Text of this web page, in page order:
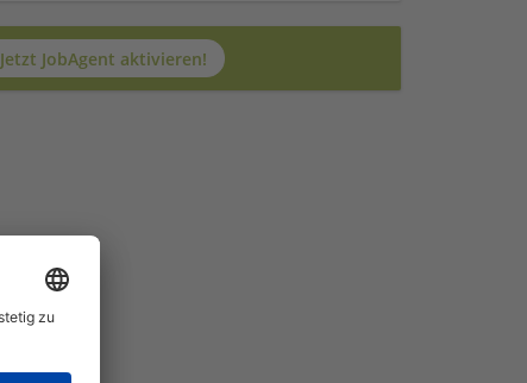
Jetzt JobAgent aktivieren!